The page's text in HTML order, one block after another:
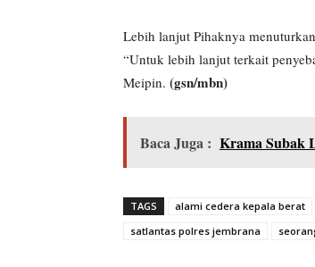
Lebih lanjut Pihaknya
“Untuk lebih lanjut terkait
Meipin. (gsn/mbn)
Baca Juga : Krama Subak
TAGS alami cedera kepala berat
satlantas polres jembrana